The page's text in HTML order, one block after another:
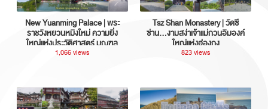
New Yuanming Palace | พระ
ราชวังหยวนหมิงใหม่ ความยิ่ง
ใหญ่แห่งประวัติศาสตร์ มณฑล
กวางตุ้ง ประเทศจีน
1,066 views
Tsz Shan Monastery | วัดซี
ซ่าน…งามสง่าเจ้าแม่กวนอิมองค์
ใหญ่แห่งฮ่องกง
823 views